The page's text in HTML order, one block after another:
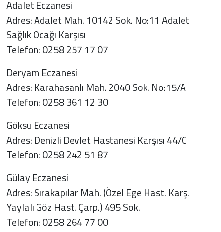
Adalet Eczanesi
Adres: Adalet Mah. 10142 Sok. No:11 Adalet
Sağlık Ocağı Karşısı
Telefon: 0258 257 17 07
Deryam Eczanesi
Adres: Karahasanlı Mah. 2040 Sok. No:15/A
Telefon: 0258 361 12 30
Göksu Eczanesi
Adres: Denizli Devlet Hastanesi Karşısı 44/C
Telefon: 0258 242 51 87
Gülay Eczanesi
Adres: Sırakapılar Mah. (Özel Ege Hast. Karş.
Yaylalı Göz Hast. Çarp.) 495 Sok.
Telefon: 0258 264 77 00